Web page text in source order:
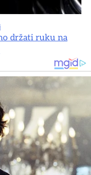
držati ruku na